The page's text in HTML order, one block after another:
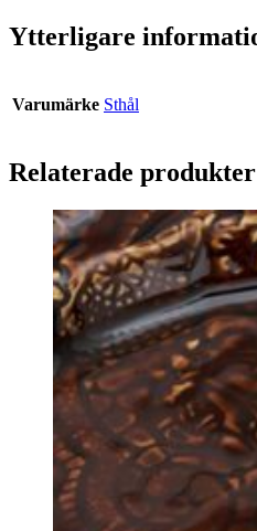
Ytterligare
Varumärke Sthål
Relaterade produkter